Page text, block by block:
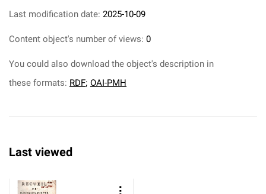
Last modification date: 2025-10-09
Content object's number of views: 0
You could also download the object's description in
these formats: RDF; OAI-PMH
Last viewed